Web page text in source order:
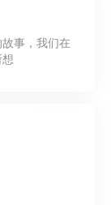
事，我们在